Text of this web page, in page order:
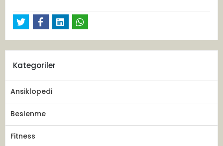
Kategoriler
Ansiklopedi
Beslenme
Fitness